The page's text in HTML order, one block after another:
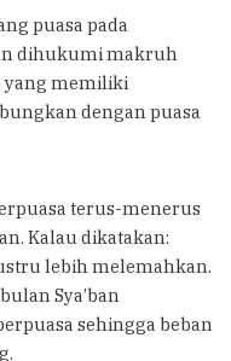
puasa pada
dihukumi makruh
yang memiliki
dengan puasa
terus-menerus
Kalau dikatakan:
lebih melemahkan.
Sya’ban
sehingga beban